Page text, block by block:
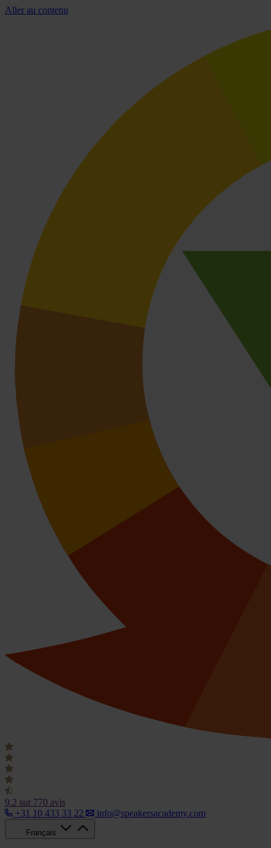
Aller au contenu
9.2 sur 770 avis
+31 10 433 33 22
info@speakersacademy.com
Français